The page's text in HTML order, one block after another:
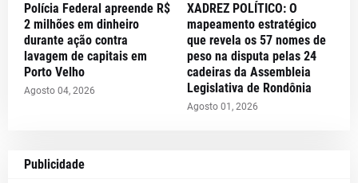
Polícia Federal apreende R$
2 milhões em dinheiro
durante ação contra
lavagem de capitais em
Porto Velho
Agosto 04, 2026
XADREZ POLÍTICO: O
mapeamento estratégico
que revela os 57 nomes de
peso na disputa pelas 24
cadeiras da Assembleia
Legislativa de Rondônia
Agosto 01, 2026
Publicidade